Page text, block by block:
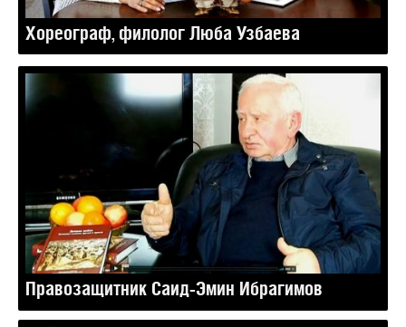
Хореограф, филолог Люба Узбаева
Правозащитник Саид-Эмин Ибрагимов